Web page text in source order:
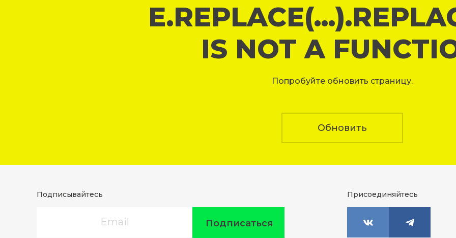
IS NOT A
Попробуйте обновить страницу.
Обновить
Подписывайтесь
Подписаться
Присоединяйтесь